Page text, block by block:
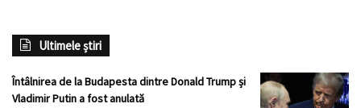
Rusă
Ultimele știri
Întâlnirea de la Budapesta dintre Donald Trump și
Vladimir Putin a fost anulată